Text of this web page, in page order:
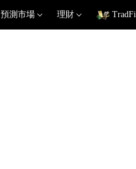
預測市場 理財 TradFi